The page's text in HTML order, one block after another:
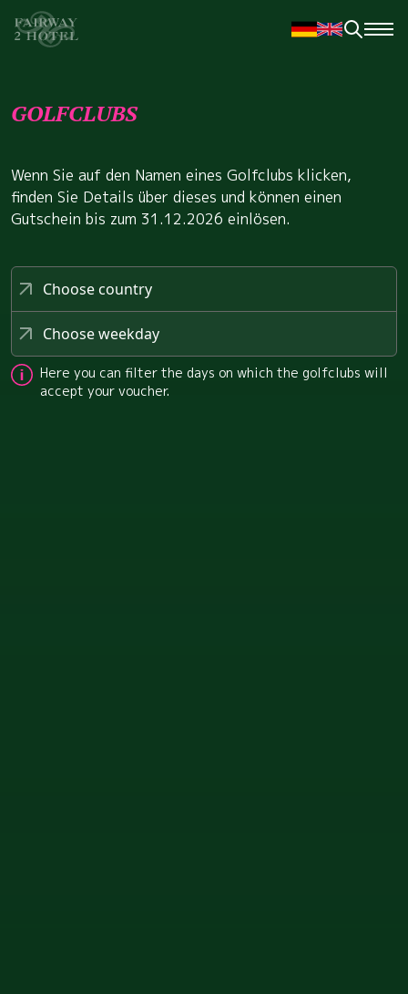
GOLFCLUBS
Wenn Sie auf den Namen eines Golfclubs klicken,
finden Sie Details über dieses und können einen
Gutschein bis zum 31.12.2026 einlösen.
Choose country
Choose weekday
Here you can filter the days on which the golfclubs will
accept your voucher.